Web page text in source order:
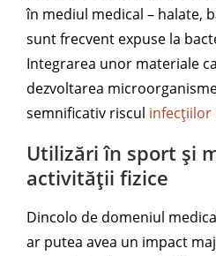
în mediul medical – halate,
sunt frecvent expuse la
Integrarea unor materiale
dezvoltarea
semnificativ riscul infecțiilor
Utilizări în sport și
activității fizice
Dincolo de domeniul
ar putea avea un impact